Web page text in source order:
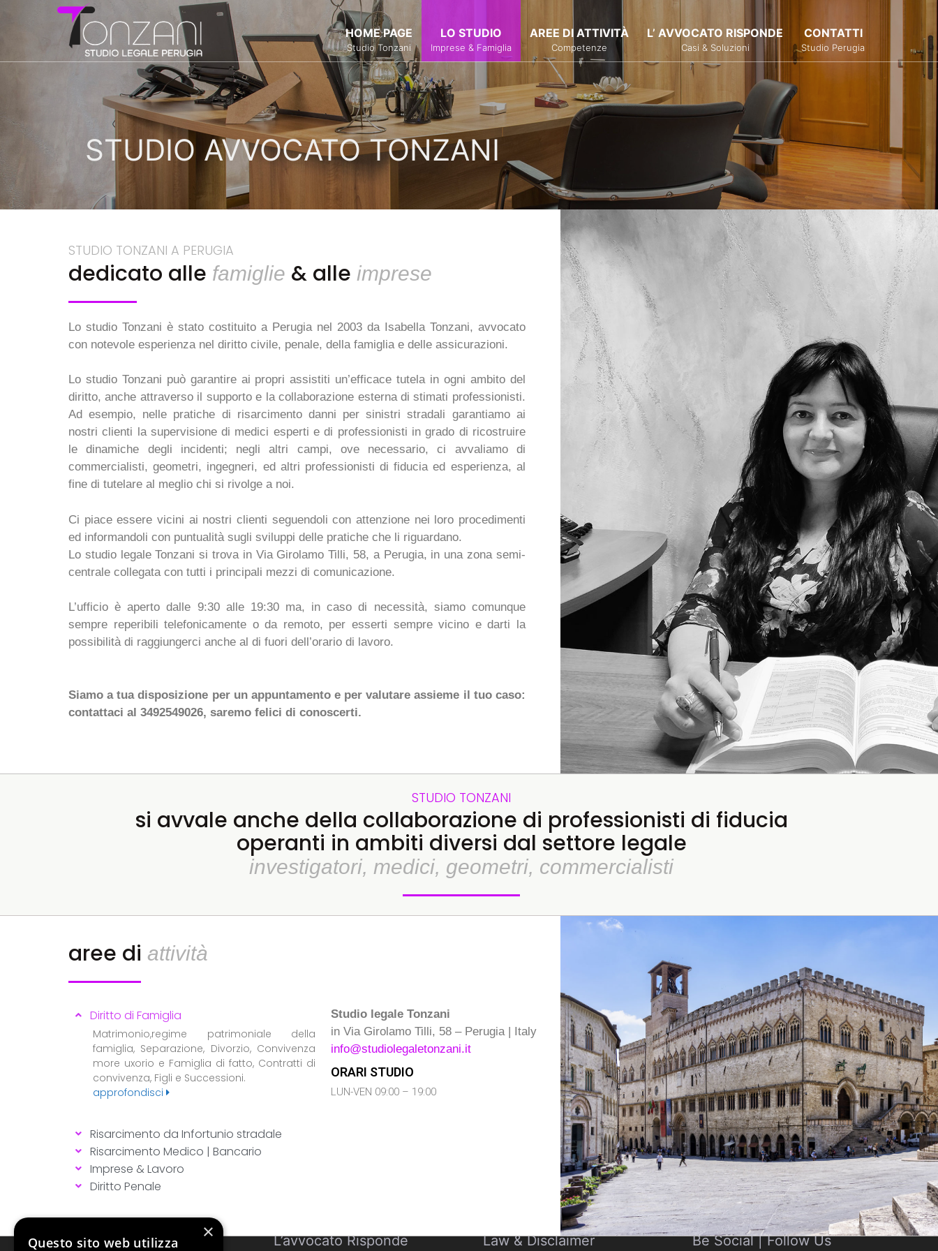
HOME PAGE
Studio Tonzani
LO STUDIO
Imprese & Famiglia
AREE DI ATTIVITÀ
Competenze
L’ AVVOCATO RISPONDE
Casi & Soluzioni
CONTATTI
Studio Perugia
STUDIO AVVOCATO TONZANI
STUDIO TONZANI A PERUGIA
dedicato alle famiglie & alle imprese
Lo studio Tonzani è stato costituito a Perugia nel 2003 da Isabella Tonzani, avvocato
con notevole esperienza nel diritto civile, penale, della famiglia e delle assicurazioni.
Lo studio Tonzani può garantire ai propri assistiti un’efficace tutela in ogni ambito del
diritto, anche attraverso il supporto e la collaborazione esterna di stimati professionisti.
Ad esempio, nelle pratiche di risarcimento danni per sinistri stradali garantiamo ai
nostri clienti la supervisione di medici esperti e di professionisti in grado di ricostruire
le dinamiche degli incidenti; negli altri campi, ove necessario, ci avvaliamo di
commercialisti, geometri, ingegneri, ed altri professionisti di fiducia ed esperienza, al
fine di tutelare al meglio chi si rivolge a noi.
Ci piace essere vicini ai nostri clienti seguendoli con attenzione nei loro procedimenti
ed informandoli con puntualità sugli sviluppi delle pratiche che li riguardano.
Lo studio legale Tonzani si trova in Via Girolamo Tilli, 58, a Perugia, in una zona semi-
centrale collegata con tutti i principali mezzi di comunicazione.
L’ufficio è aperto dalle 9:30 alle 19:30 ma, in caso di necessità, siamo comunque
sempre reperibili telefonicamente o da remoto, per esserti sempre vicino e darti la
possibilità di raggiungerci anche al di fuori dell’orario di lavoro.
Siamo a tua disposizione per un appuntamento e per valutare assieme il tuo caso:
contattaci al 3492549026, saremo felici di conoscerti.
STUDIO TONZANI
si avvale anche della collaborazione di professionisti di fiducia
operanti in ambiti diversi dal settore legale
investigatori, medici, geometri, commercialisti
aree di attività
Diritto di Famiglia
Matrimonio,regime patrimoniale della
famiglia, Separazione, Divorzio, Convivenza
more uxorio e Famiglia di fatto, Contratti di
convivenza, Figli e Successioni.
approfondisci
Risarcimento da Infortunio stradale
Risarcimento Medico | Bancario
Imprese & Lavoro
Diritto Penale
Studio legale Tonzani
in Via Girolamo Tilli, 58 – Perugia | Italy
info@studiolegaletonzani.it
ORARI STUDIO
LUN-VEN 09:00 – 19:00
Studio Legale Tonzani L’avvocato Risponde Law & Disclaimer Be Social | Follow Us
×
Questo sito web utilizza